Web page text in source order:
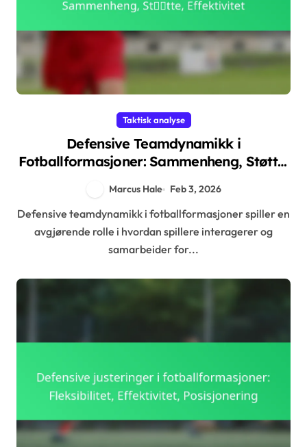
Taktisk analyse
Defensive Teamdynamikk i
Fotballformasjoner: Sammenheng, Støtte,
Marcus Hale Feb 3, 2026
Defensive teamdynamikk i fotballformasjoner spiller en
avgjørende rolle i hvordan spillere interagerer og
samarbeider for...